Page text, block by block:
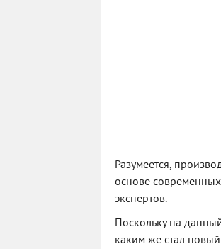
Разумеется,
основе
экспертов.
Поскольку на
каким же стал